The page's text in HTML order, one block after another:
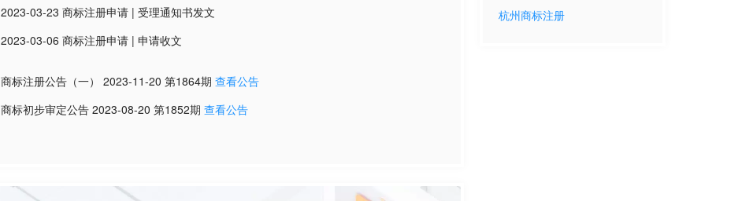
2023-03-23 商标注册申请 | 受理通知书发文
2023-03-06 商标注册申请 | 申请收文
商标注册公告（一） 2023-11-20 第1864期 查看公告
商标初步审定公告 2023-08-20 第1852期 查看公告
杭州 商标注册